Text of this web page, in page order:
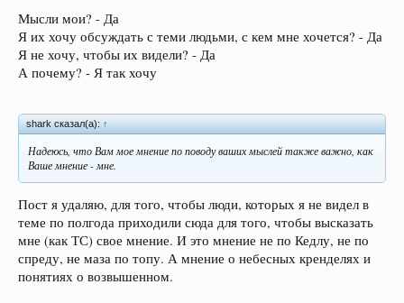
Мысли мои? - Да
Я их хочу обсуждать с теми людьми, с кем мне хочется? - Да
Я не хочу, чтобы их видели? - Да
А почему? - Я так хочу
shark сказал(а): ↑
Надеюсь, что Вам мое мнение по поводу ваших мыслей также важно, как
Ваше мнение - мне.
Пост я удаляю, для того, чтобы люди, которых я не видел в
теме по полгода приходили сюда для того, чтобы высказать
мне (как ТС) свое мнение. И это мнение не по Кедлу, не по
спреду, не маза по топу. А мнение о небесных кренделях и
понятиях о возвышенном.